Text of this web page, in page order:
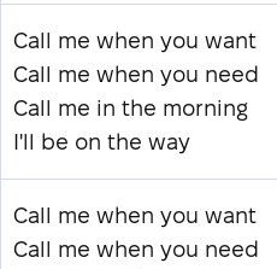
Call me when you want
Call me when you need
Call me in the morning
I'll be on the way
Call me when you want
Call me when you need